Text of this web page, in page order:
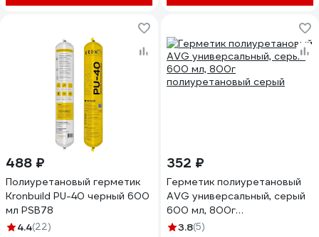
488 ₽
Полиуретановый герметик
Kronbuild PU-40 черный 600
мл PSB78
4.4(22)
352 ₽
Герметик полиуретановый
AVG универсальный, серый
600 мл, 800г
полиуретановый серый
3.8(5)